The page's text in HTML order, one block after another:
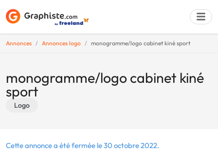
Annonces Annonces logo monogramme/logo cabinet kiné sport
monogramme/logo cabinet kiné
sport
Logo
Cette annonce a été fermée le 30 octobre 2022.